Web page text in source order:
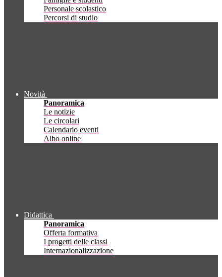
Personale scolastico
Percorsi di studio
Novità
Panoramica
Le notizie
Le circolari
Calendario eventi
Albo online
Didattica
Panoramica
Offerta formativa
I progetti delle classi
Internazionalizzazione